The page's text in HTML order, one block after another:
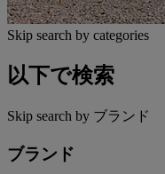
Skip search by categories
以下で検索
Skip search by ブランド
ブランド